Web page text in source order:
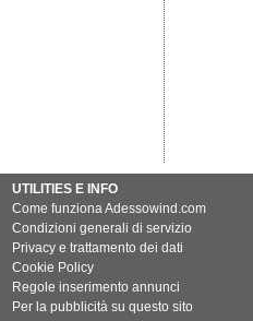
UTILITIES E INFO
Come funziona Adessowind.com
Condizioni generali di servizio
Privacy e trattamento dei dati
Cookie Policy
Regole inserimento annunci
Per la pubblicità su questo sito